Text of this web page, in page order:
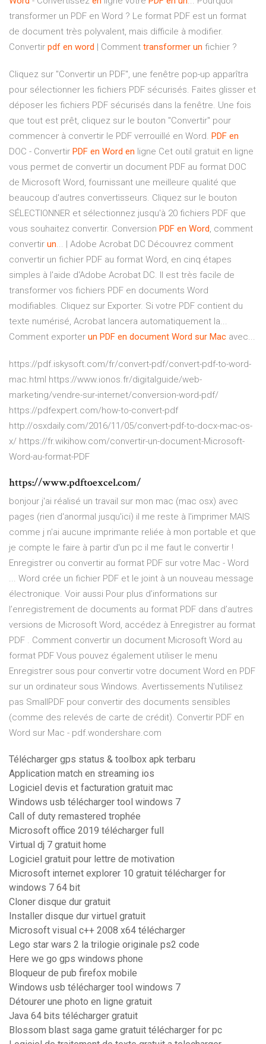
transformer un PDF en Word ? Le format PDF est un format
de document très polyvalent, mais difficile à modifier.
Convertir pdf en word | Comment transformer un fichier ?
Cliquez sur "Convertir un PDF", une fenêtre pop-up apparîtra
pour sélectionner les fichiers PDF sécurisés. Faites glisser et
déposer les fichiers PDF sécurisés dans la fenêtre. Une fois
que tout est prêt, cliquez sur le bouton "Convertir" pour
commencer à convertir le PDF verrouillé en Word. PDF en
DOC - Convertir PDF en Word en ligne Cet outil gratuit en ligne
vous permet de convertir un document PDF au format DOC
de Microsoft Word, fournissant une meilleure qualité que
beaucoup d'autres convertisseurs. Cliquez sur le bouton
SÉLECTIONNER et sélectionnez jusqu'à 20 fichiers PDF que
vous souhaitez convertir. Conversion PDF en Word, comment
convertir un... | Adobe Acrobat DC Découvrez comment
convertir un fichier PDF au format Word, en cinq étapes
simples à l'aide d'Adobe Acrobat DC. Il est très facile de
transformer vos fichiers PDF en documents Word
modifiables. Cliquez sur Exporter. Si votre PDF contient du
texte numérisé, Acrobat lancera automatiquement la...
Comment exporter un PDF en document Word sur Mac avec...
https://pdf.iskysoft.com/fr/convert-pdf/convert-pdf-to-word-
mac.html https://www.ionos.fr/digitalguide/web-
marketing/vendre-sur-internet/conversion-word-pdf/
https://pdfexpert.com/how-to-convert-pdf
http://osxdaily.com/2016/11/05/convert-pdf-to-docx-mac-os-
x/ https://fr.wikihow.com/convertir-un-document-Microsoft-
Word-au-format-PDF
https://www.pdftoexcel.com/
bonjour j'ai réalisé un travail sur mon mac (mac osx) avec
pages (rien d'anormal jusqu'ici) il me reste à l'imprimer MAIS
comme j n'ai aucune imprimante reliée à mon portable et que
je compte le faire à partir d'un pc il me faut le convertir !
Enregistrer ou convertir au format PDF sur votre Mac - Word
... Word crée un fichier PDF et le joint à un nouveau message
électronique. Voir aussi Pour plus d’informations sur
l’enregistrement de documents au format PDF dans d’autres
versions de Microsoft Word, accédez à Enregistrer au format
PDF . Comment convertir un document Microsoft Word au
format PDF Vous pouvez également utiliser le menu
Enregistrer sous pour convertir votre document Word en PDF
sur un ordinateur sous Windows. Avertissements N'utilisez
pas SmallPDF pour convertir des documents sensibles
(comme des relevés de carte de crédit). Convertir PDF en
Word sur Mac - pdf.wondershare.com
Télécharger gps status & toolbox apk terbaru
Application match en streaming ios
Logiciel devis et facturation gratuit mac
Windows usb télécharger tool windows 7
Call of duty remastered trophée
Microsoft office 2019 télécharger full
Virtual dj 7 gratuit home
Logiciel gratuit pour lettre de motivation
Microsoft internet explorer 10 gratuit télécharger for
windows 7 64 bit
Cloner disque dur gratuit
Installer disque dur virtuel gratuit
Microsoft visual c++ 2008 x64 télécharger
Lego star wars 2 la trilogie originale ps2 code
Here we go gps windows phone
Bloqueur de pub firefox mobile
Windows usb télécharger tool windows 7
Détourer une photo en ligne gratuit
Java 64 bits télécharger gratuit
Blossom blast saga game gratuit télécharger for pc